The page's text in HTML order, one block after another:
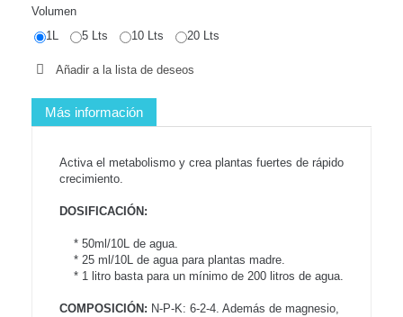
Volumen
1L
5 Lts 10 Lts 20 Lts
Añadir a la lista de deseos
Más información
Activa el metabolismo y crea plantas fuertes de rápido
crecimiento.
DOSIFICACIÓN:
* 50ml/10L de agua.
* 25 ml/10L de agua para plantas madre.
* 1 litro basta para un mínimo de 200 litros de agua.
COMPOSICIÓN: N-P-K: 6-2-4. Además de magnesio,